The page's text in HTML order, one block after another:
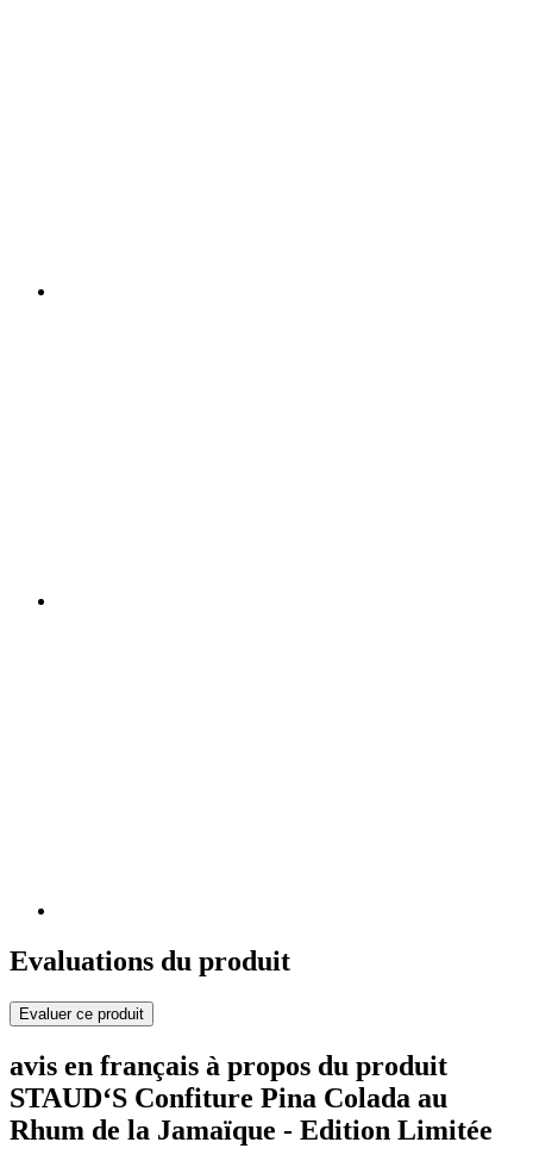
Evaluations du produit
Evaluer ce produit
avis en français à propos du produit
STAUD‘S Confiture Pina Colada au
Rhum de la Jamaïque - Edition Limitée